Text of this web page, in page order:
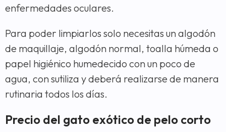
enfermedades oculares.
Para poder limpiarlos solo necesitas un algodón
de maquillaje, algodón normal, toalla húmeda o
papel higiénico humedecido con un poco de
agua, con sutiliza y deberá realizarse de manera
rutinaria todos los días.
Precio del gato exótico de pelo corto